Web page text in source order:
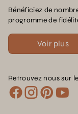
Bénéficiez de
programme de
Voir plus
Retrouvez nous sur